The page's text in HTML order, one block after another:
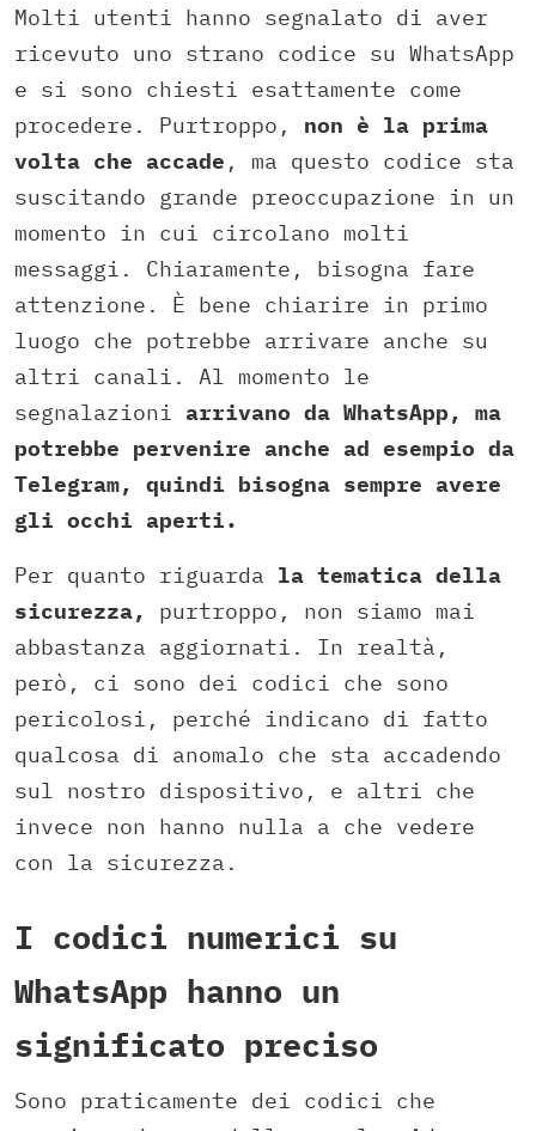
Molti utenti hanno segnalato di aver
ricevuto uno strano codice su WhatsApp
e si sono chiesti esattamente come
procedere. Purtroppo, non è la prima
volta che accade , ma questo codice sta
suscitando grande preoccupazione in un
momento in cui circolano molti
messaggi. Chiaramente, bisogna fare
attenzione. È bene chiarire in primo
luogo che potrebbe arrivare anche su
altri canali. Al momento le
segnalazioni arrivano da WhatsApp, ma
potrebbe pervenire anche ad esempio da
Telegram, quindi bisogna sempre avere
gli occhi aperti.
Per quanto riguarda la tematica della
sicurezza,
purtroppo, non siamo mai
abbastanza aggiornati. In realtà,
però, ci sono dei codici che sono
pericolosi, perché indicano di fatto
qualcosa di anomalo che sta accadendo
sul nostro dispositivo, e altri che
invece non hanno nulla a che vedere
con la sicurezza.
I codici numerici su
WhatsApp hanno un
significato preciso
Sono praticamente dei codici che